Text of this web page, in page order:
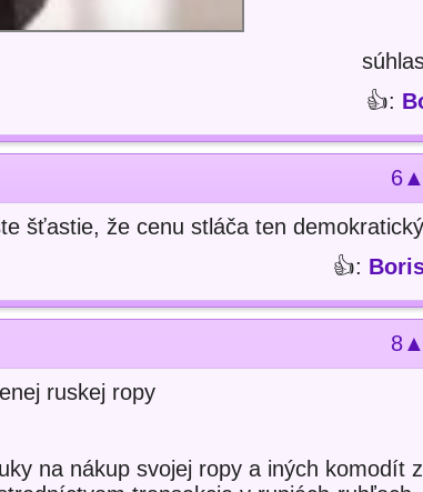
👍:
6▲
šťastie, že cenu stláča ten
👍:
8▲
ruskej ropy
na nákup svojej ropy a iných komodít